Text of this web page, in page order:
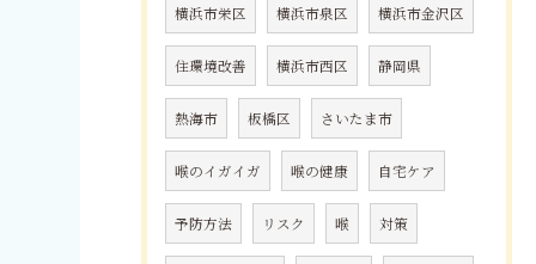
横浜市栄区 横浜市泉区 横浜市金沢区
住環境改善 横浜市西区 静岡県
熱海市 板橋区 さいたま市
喉のイガイガ 喉の健康 自宅ケア
予防方法 リスク 喉 対策